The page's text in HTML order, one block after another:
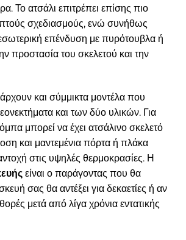
Το ατσάλι επιτρέπει επίσης πιο
σχεδιασμούς, ενώ συνήθως
επένδυση με πυρότουβλα ή
προστασία του σκελετού και την
και σύμμικτα μοντέλα που
και των δύο υλικών. Για
μπορεί να έχει ατσάλινο σκελετό
και μαντεμένια πόρτα ή πλάκα
στις υψηλές θερμοκρασίες. Η
είναι ο παράγοντας που θα
σας θα αντέξει για δεκαετίες ή αν
μετά από λίγα χρόνια εντατικής